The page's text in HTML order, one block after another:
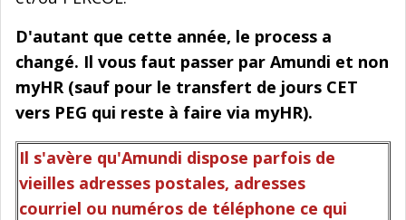
D'autant que cette année, le process a
changé. Il vous faut passer par Amundi et non
myHR (sauf pour le transfert de jours CET
vers PEG qui reste à faire via myHR).
Il s'avère qu'Amundi dispose parfois de
vieilles adresses postales, adresses
courriel ou numéros de téléphone ce qui